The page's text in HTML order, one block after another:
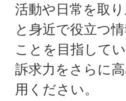
活動や日常を取
と身近で役立つ
ことを目指してい
訴求力をさらに
用ください。